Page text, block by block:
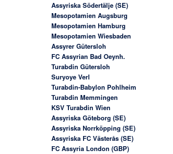
Assyriska Södertälje (SE)
Mesopotamien Augsburg
Mesopotamien Hamburg
Mesopotamien Wiesbaden
Assyrer Gütersloh
FC Assyrian Bad Oeynh.
Turabdin Gütersloh
Suryoye Verl
Turabdin-Babylon Pohlheim
Turabdin Memmingen
KSV Turabdin Wien
Assyriska Göteborg (SE)
Assyriska Norrköpping (SE)
Assyriska FC Västerås (SE)
FC Assyria London (GBP)